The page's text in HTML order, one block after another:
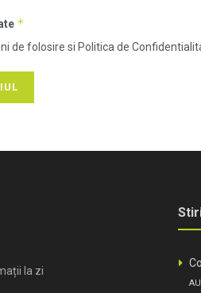
*
de folosire si Politica de
la zi